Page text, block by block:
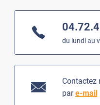
du lundi au
Contactez
pare-mail